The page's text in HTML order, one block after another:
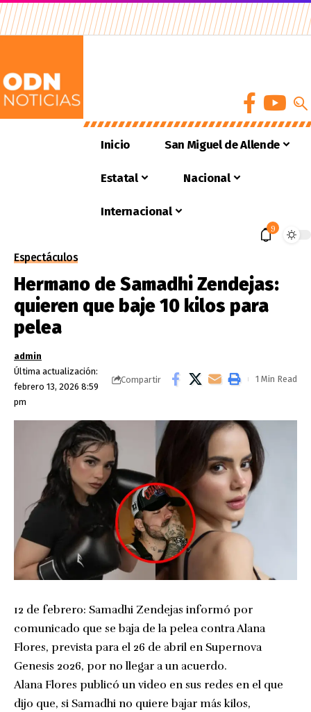
Inicio San Miguel de Allende
Estatal Nacional
Internacional
9
Espectáculos
Hermano de Samadhi Zendejas:
quieren que baje 10 kilos para
pelea
Última actualización:
febrero 13, 2026 8:59
pm
admin
Compartir 1 Min Read
12 de febrero: Samadhi Zendejas informó por
comunicado que se baja de la pelea contra Alana
Flores, prevista para el 26 de abril en Supernova
Genesis 2026, por no llegar a un acuerdo.
Alana Flores publicó un video en sus redes en el que
dijo que, si Samadhi no quiere bajar más kilos,